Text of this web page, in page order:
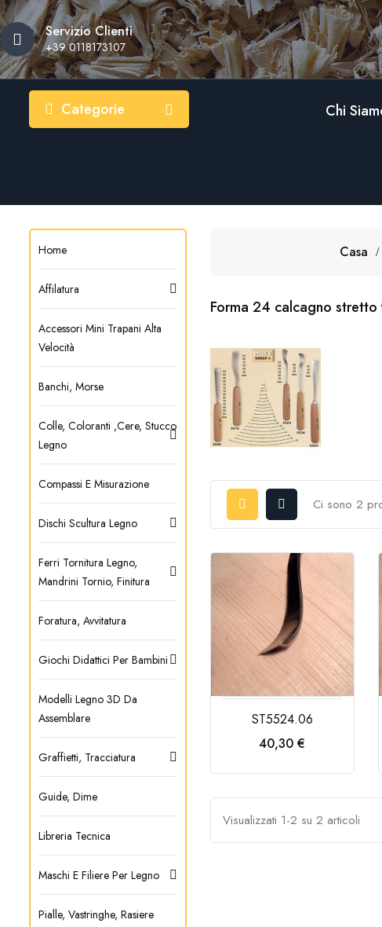
Devi
Servizio Clienti
+39 0118173107
Categorie Chi
Home
Affilatura
Accessori Mini Trapani Alta
Velocità
Banchi, Morse
Colle, Coloranti ,cere, Stucco
Legno
Compassi E Misurazione
Dischi Scultura Legno
Ferri Tornitura Legno,
Mandrini Tornio, Finitura
Foratura, Avvitatura
Giochi Didattici Per Bambini
Modelli Legno 3D Da
Assemblare
Graffietti, Tracciatura
Guide, Dime
Libreria Tecnica
Maschi E Filiere Per Legno
Pialle, Vastringhe, Rasiere
Casa
Forma 24 calcagno
Ci sono 2
ST5524.06
Prezzo
40,30 €
Visualizzati 1-2 su 2 articoli